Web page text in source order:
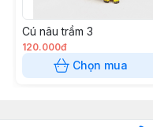
Cú nâu trầm 3
120.000đ
Chọn mua